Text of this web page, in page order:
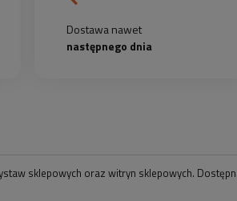
Dostawa nawet
następnego dnia
sklepowych oraz witryn sklepowych.